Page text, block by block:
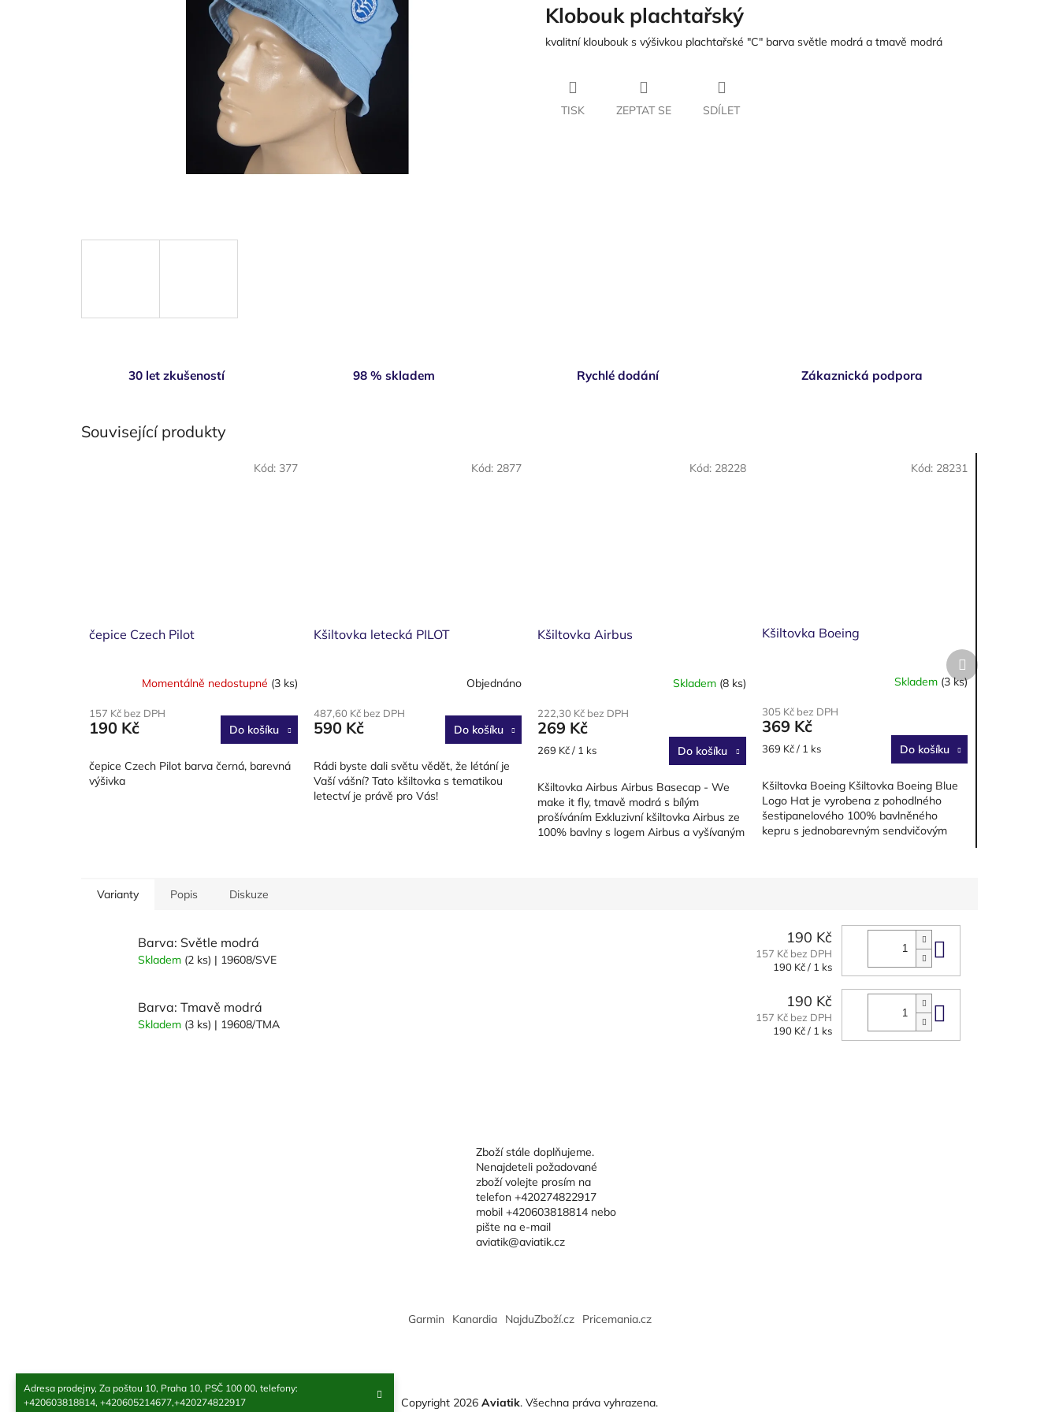
Adresa prodejny, Za poštou 10, Praha 10, PSČ 100 00, telefony:
+420603818814, +420605214677,+420274822917
Klobouk plachtařský
kvalitní kloubouk s výšivkou plachtařské "C" barva světle modrá a tmavě modrá
TISK ZEPTAT SE SDÍLET
30 let zkušeností 98 % skladem Rychlé dodání Zákaznická podpora
Související produkty
čepice Czech Pilot
Momentálně nedostupné (3 ks)
157 Kč bez DPH
190 Kč Do košíku
čepice Czech Pilot barva černá, barevná
výšivka
Kód: 377
Kšiltovka letecká PILOT
produktu
je
z
5
hvězdiček.
Objednáno
487,60 Kč bez DPH
590 Kč Do košíku
Rádi byste dali světu vědět, že létání je
Vaší vášní? Tato kšiltovka s tematikou
letectví je právě pro Vás!
Kód: 2877
Kšiltovka Airbus
Skladem (8 ks)
222,30 Kč bez DPH
269 Kč
Měrná
269 Kč / 1 ks Do košíku
Kšiltovka Airbus Airbus Basecap - We
make it fly, tmavě modrá s bílým
prošíváním Exkluzivní kšiltovka Airbus ze
100% bavlny s logem Airbus a vyšívaným
Kód: 28228
Kšiltovka Boeing
Skladem (3 ks)
305 Kč bez DPH
369 Kč
Měrná
369 Kč / 1 ks Do košíku
Kšiltovka Boeing Kšiltovka Boeing Blue
Logo Hat je vyrobena z pohodlného
šestipanelového 100% bavlněného
kepru s jednobarevným sendvičovým
Kód: 28231
Další
produkt
Varianty Popis Diskuze
Barva: Světle modrá
Skladem (2 ks) | 19608/SVE
190 Kč
157 Kč bez DPH
Měrná
190 Kč / 1 ks Do košíku
Barva: Tmavě modrá
Skladem (3 ks) | 19608/TMA
190 Kč
157 Kč bez DPH
Měrná
190 Kč / 1 ks Do košíku
Zboží stále doplňujeme.
Nenajdeteli požadované
zboží volejte prosím na
telefon +420274822917
mobil +420603818814 nebo
pište na e-mail
aviatik@aviatik.cz
Garmin Kanardia NajduZboží.cz Pricemania.cz
Copyright 2026 Aviatik. Všechna práva vyhrazena.